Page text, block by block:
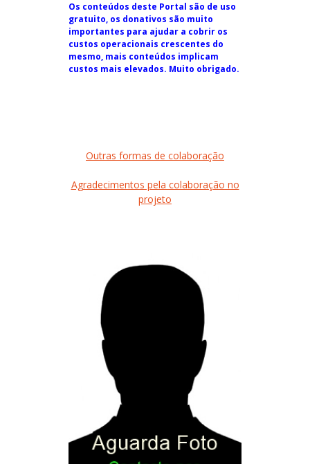
Os conteúdos deste Portal são de uso
gratuito, os donativos são muito
importantes para ajudar a cobrir os
custos operacionais crescentes do
mesmo, mais conteúdos implicam
custos mais elevados. Muito obrigado.
Outras formas de colaboração
Agradecimentos pela colaboração no
projeto